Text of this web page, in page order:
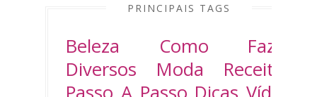
PRINCIPAIS TAGS
Beleza
Como Fazer
Diversos
Moda
Receitas